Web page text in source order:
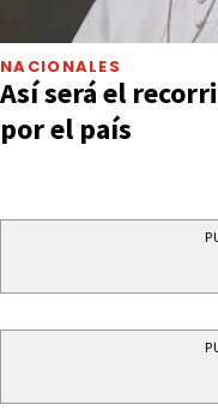
NACIONALES
Así será el
por el país